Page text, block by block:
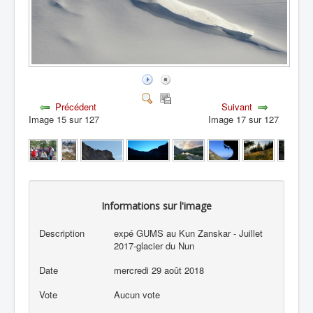
Précédent
Image 15 sur 127
Suivant
Image 17 sur 127
Informations sur l'image
Description
expé GUMS au Kun Zanskar - Juillet
2017-glacier du Nun
Date
mercredi 29 août 2018
Vote
Aucun vote